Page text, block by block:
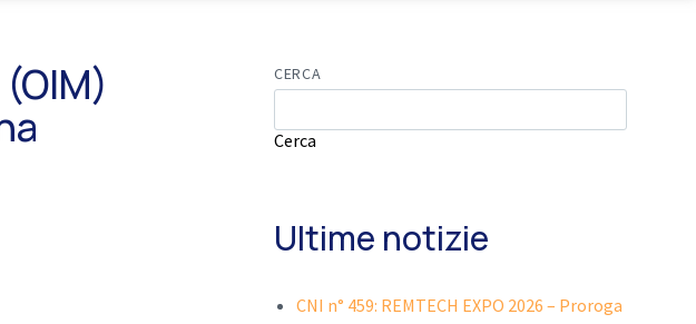
CERCA
Cerca
Ultime notizie
CNI n° 459: REMTECH EXPO 2026 – Proroga